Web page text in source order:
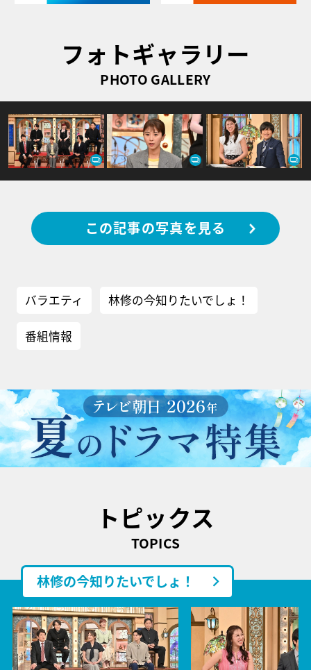
フォトギャラリー
PHOTO GALLERY
この記事の写真を見る
バラエティ 林修の今知りたいでしょ！
番組情報
トピックス
TOPICS
林修の今知りたいでしょ！